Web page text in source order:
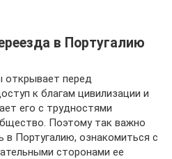
в Португалию
открывает перед
к благам цивилизации и
его с трудностями
Поэтому так важно
в Португалию, ознакомиться с
сторонами ее